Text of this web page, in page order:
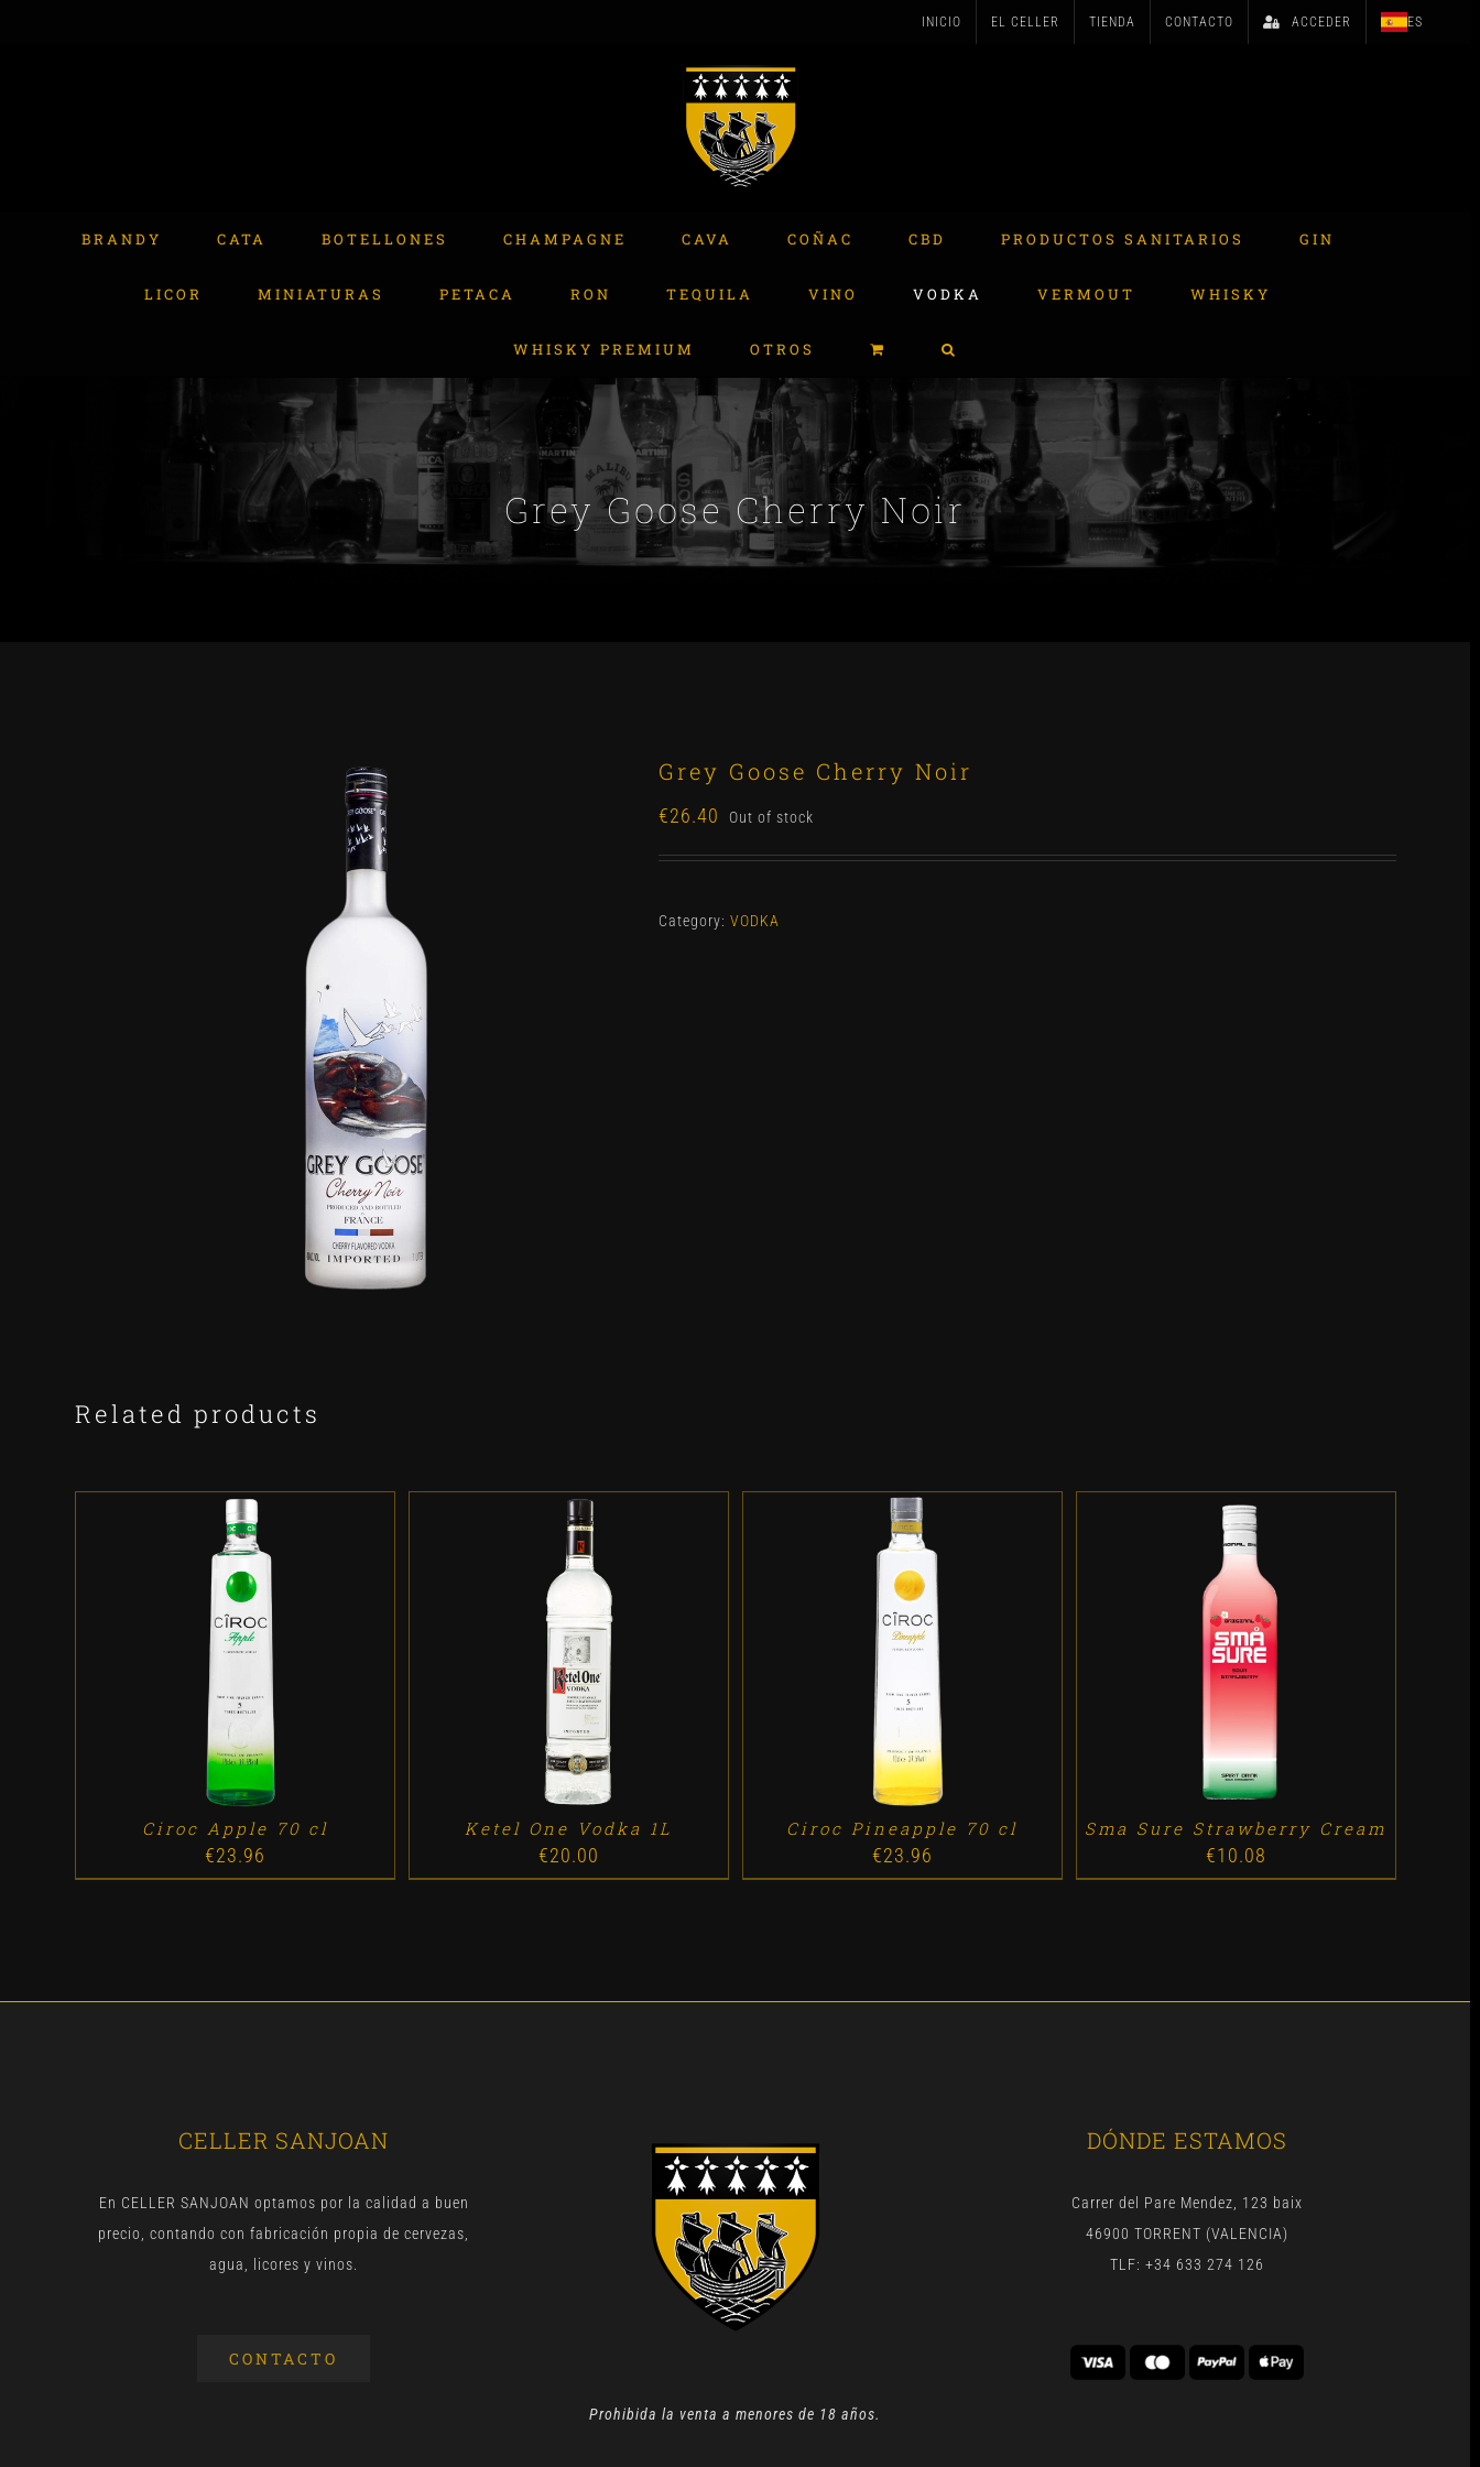
INICIO EL CELLER TIENDA CONTACTO ACCEDER ES
Buscar:BRANDY CATA BOTELLONES CHAMPAGNE CAVA COÑAC CBD PRODUCTOS SANITARIOS GIN
LICOR MINIATURAS PETACA RON TEQUILA VINO VODKA VERMOUT WHISKY
WHISKY PREMIUM OTROS
Grey Goose Cherry Noir
Grey Goose Cherry Noir
€26.40 Out of stock
Category: VODKA
Related products
ADD TO CART / DETALLES
Ciroc Apple 70 cl
€23.96
ADD TO CART / DETALLES
Ketel One Vodka 1L
€20.00
ADD TO CART / DETALLES
Ciroc Pineapple 70 cl
€23.96
ADD TO CART / DETALLES
Sma Sure Strawberry Cream
€10.08
CELLER SANJOAN
En CELLER SANJOAN optamos por la calidad a buen
precio, contando con fabricación propia de cervezas,
agua, licores y vinos.
CONTACTO
Prohibida la venta a menores de 18 años.
DÓNDE ESTAMOS
Carrer del Pare Mendez, 123 baix
46900 TORRENT (VALENCIA)
TLF: +34 633 274 126